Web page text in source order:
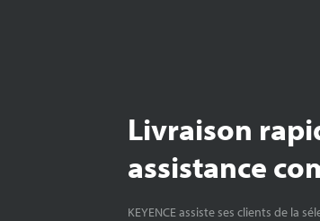
Livraison
assistance
KEYENCE assiste ses clients de la